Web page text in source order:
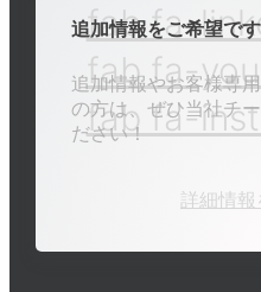
fab fa-
fab fa-
fab fa-
追加情報をご希望で
追加情報やお客様専
の方は、ぜひ当社チ
ださい！
詳細情